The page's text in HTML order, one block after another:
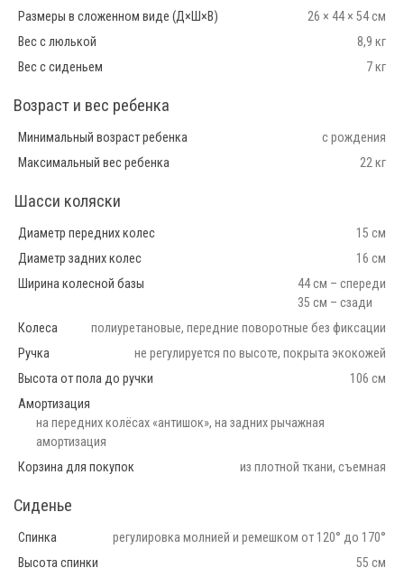
Размеры в сложенном виде (Д×Ш×В)
26 × 44 × 54 см
Вес с люлькой
8,9 кг
Вес с сиденьем
7 кг
Возраст и вес ребенка
Минимальный возраст ребенка
с рождения
Максимальный вес ребенка
22 кг
Шасси коляски
Диаметр передних колес
15 см
Диаметр задних колес
16 см
Ширина колесной базы
44 см – спереди
35 см – сзади
Колеса
полиуретановые, передние поворотные без фиксации
Ручка
не регулируется по высоте, покрыта экокожей
Высота от пола до ручки
106 см
Амортизация
на передних колёсах «антишок», на задних рычажная
амортизация
Корзина для покупок
из плотной ткани, съемная
Сиденье
Спинка
регулировка молнией и ремешком от 120° до 170°
Высота спинки
55 см